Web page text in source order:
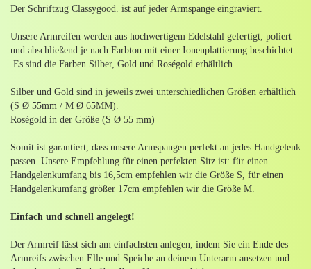
Der Schriftzug Classygood. ist auf jeder Armspange eingraviert.
Unsere Armreifen werden aus hochwertigem Edelstahl gefertigt, poliert
und abschließend je nach Farbton mit einer Ionenplattierung beschichtet.
Es sind die Farben Silber, Gold und Roségold erhältlich.
Silber und Gold sind in jeweils zwei unterschiedlichen Größen erhältlich
(S Ø 55mm / M Ø 65MM).
Rosègold in der Größe (S Ø 55 mm)
Somit ist garantiert, dass unsere Armspangen perfekt an jedes Handgelenk
passen. Unsere Empfehlung für einen perfekten Sitz ist: für einen
Handgelenkumfang bis 16,5cm empfehlen wir die Größe S, für einen
Handgelenkumfang größer 17cm empfehlen wir die Größe M.
Einfach und schnell angelegt!
Der Armreif lässt sich am einfachsten anlegen, indem Sie ein Ende des
Armreifs zwischen Elle und Speiche an deinem Unterarm ansetzen und